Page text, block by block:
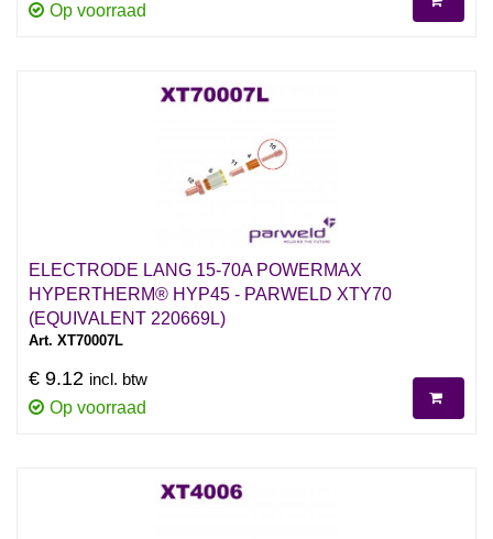
Op voorraad
ELECTRODE LANG 15-70A POWERMAX
HYPERTHERM® HYP45 - PARWELD XTY70
(EQUIVALENT 220669L)
Art. XT70007L
€ 9.12 incl. btw
Op voorraad